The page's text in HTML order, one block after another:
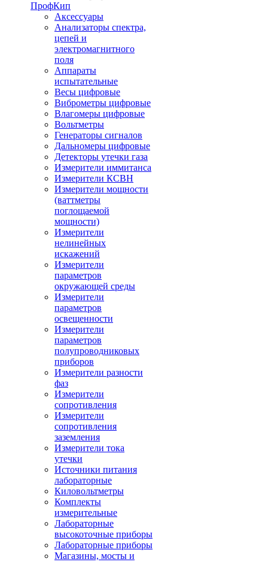
ПрофКип
Аксессуары
Анализаторы спектра,
цепей и
электромагнитного
поля
Аппараты
испытательные
Весы цифровые
Виброметры цифровые
Влагомеры цифровые
Вольтметры
Генераторы сигналов
Дальномеры цифровые
Детекторы утечки газа
Измерители иммитанса
Измерители КСВН
Измерители мощности
(ваттметры
поглощаемой
мощности)
Измерители
нелинейных
искажений
Измерители
параметров
окружающей среды
Измерители
параметров
освещенности
Измерители
параметров
полупроводниковых
приборов
Измерители разности
фаз
Измерители
сопротивления
Измерители
сопротивления
заземления
Измерители тока
утечки
Источники питания
лабораторные
Киловольтметры
Комплекты
измерительные
Лабораторные
высокоточные приборы
Лабораторные приборы
Магазины, мосты и